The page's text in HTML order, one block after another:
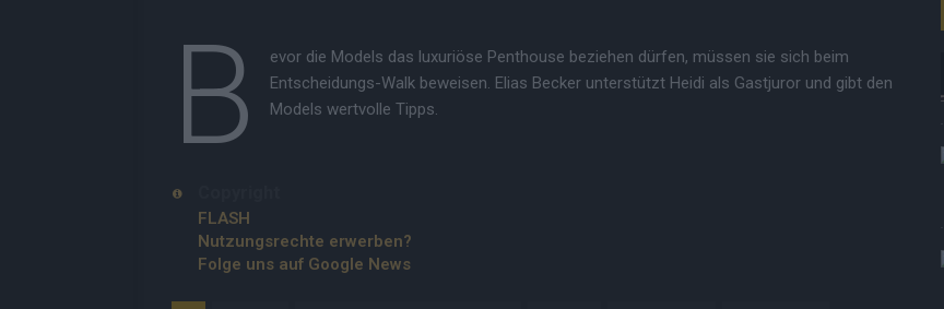
B
evor die Models das luxuriöse Penthouse beziehen dürfen, müssen sie sich beim
Entscheidungs-Walk beweisen. Elias Becker unterstützt Heidi als Gastjuror und gibt den
Models wertvolle Tipps.
FLASH
Nutzungsrechte erwerben?
Folge uns auf Google News